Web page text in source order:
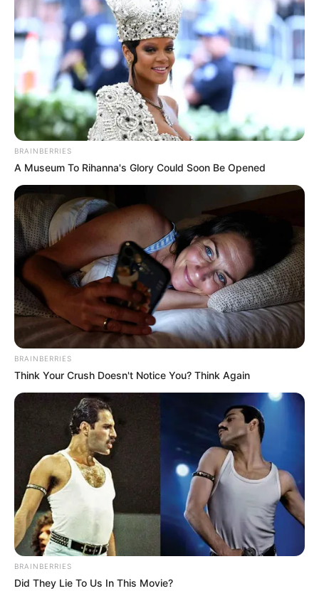
LIHAT ARTIKEL LAINNYA
10 Potret Nama & Harga
Makanan yang Bikin
Gagal Paham
Gagal Laper, 10 Potret
Semanis Ekspektasi
Bikin Ngiler, 10 Visual Roti
dengan Bentuk Memikat
7 Menu Buka Puasa yang
Aman untuk Penderita
Asam Lambung
8 Olahraga Ringan Saat
Puasa, Badan Sehat &
Bugar
13 Jenis Makanan Aman
untuk Maag, ada Oatmeal
& Yogurt
BRAINBERRIES
A Museum To Rihanna's Glory Could Soon Be Opened
BRAINBERRIES
Think Your Crush Doesn't Notice You? Think Again
BRAINBERRIES
Did They Lie To Us In This Movie?